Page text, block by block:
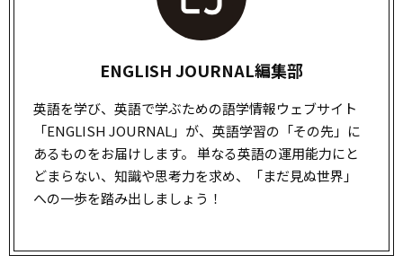
ENGLISH JOURNAL編集部
英語を学び、英語で学ぶための語学情報ウェブサイト
「ENGLISH JOURNAL」が、英語学習の「その先」に
あるものをお届けします。 単なる英語の運用能力にと
どまらない、知識や思考力を求め、「まだ見ぬ世界」
への一歩を踏み出しましょう！